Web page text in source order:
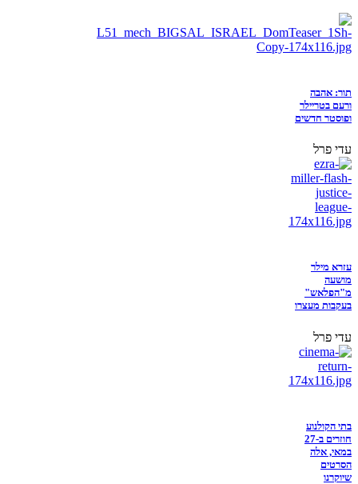
תור: אהבה
ורעם בטריילר
ופוסטר חדשים
עדי פרל
עזרא מילר
מושעה
מ"הפלאש"
בעקבות מעצרו
עדי פרל
בתי הקולנוע
חוזרים ב-27
במאי, אלה
הסרטים
שיוקרנו